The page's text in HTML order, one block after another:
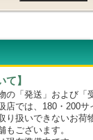
】
「発送」および「
は、180・200サ
いできないお荷物
ございます。